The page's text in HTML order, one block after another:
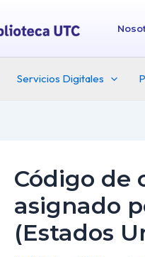
Servicios Digitales
Código de
asignado
(Estados